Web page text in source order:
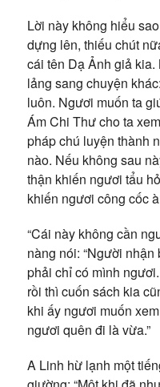
Lời này không hiểu
dựng lên, thiếu chút
cái tên Dạ Ảnh giả
lảng sang chuyện
luôn. Ngươi muốn ta
Ám Chi Thư cho ta
pháp chú luyện thành
nào. Nếu không sau
thận khiến ngươi tẩu
khiến ngươi công cốc
“Cái này không cần
nàng nói: “Người
phải chỉ có mình
rồi thì cuốn sách kia
khi ấy ngươi muốn
ngươi quên đi là vừa.”
A Linh hừ lạnh một